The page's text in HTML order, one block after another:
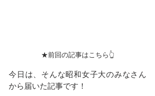
★前回の記事はこちら👆
今日は、そんな昭和女子大のみなさん
から届いた記事です！